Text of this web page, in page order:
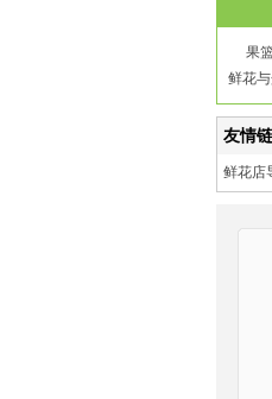
果篮
鲜花
友情
鲜花店